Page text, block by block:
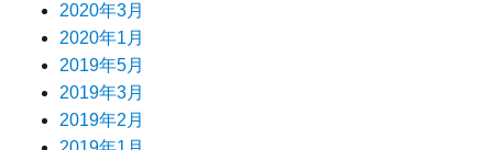
2020年3月
2020年1月
2019年5月
2019年3月
2019年2月